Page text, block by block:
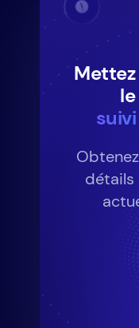
détails